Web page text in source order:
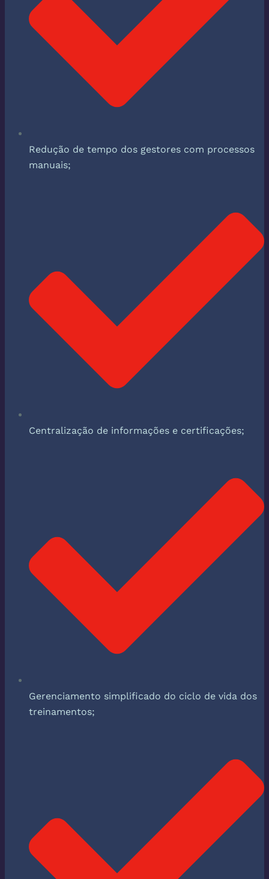
Redução de tempo dos gestores com processos
manuais;
Centralização de informações e certificações;
Gerenciamento simplificado do ciclo de vida dos
treinamentos;